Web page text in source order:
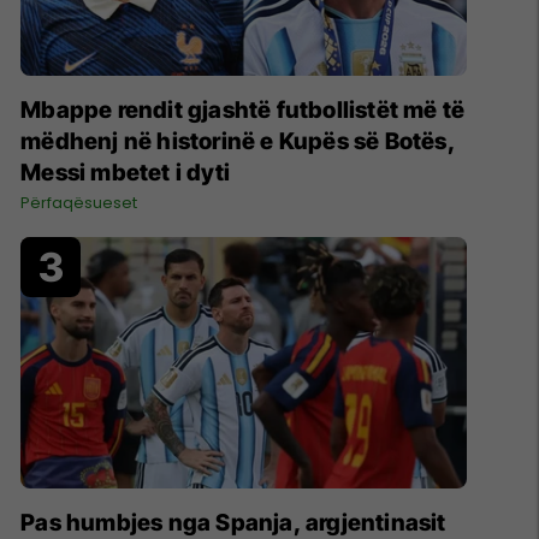
Mbappe rendit gjashtë futbollistët më të
mëdhenj në historinë e Kupës së Botës,
Messi mbetet i dyti
Përfaqësueset
Pas humbjes nga Spanja, argjentinasit